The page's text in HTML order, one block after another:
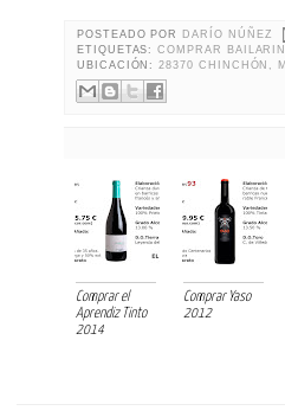
POSTEADO POR DARÍO NÚÑEZ
ETIQUETAS:COMPRAR
UBICACIÓN:28370 CHINCHÓN,
Comprar el
Aprendiz Tinto
2014
Comprar Yaso
2012